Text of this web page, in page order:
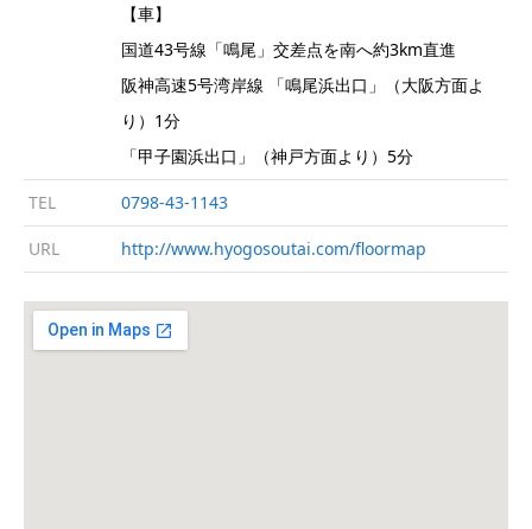
【車】
国道43号線「鳴尾」交差点を南へ約3km直進
阪神高速5号湾岸線 「鳴尾浜出口」（大阪方面よ
り）1分
「甲子園浜出口」（神戸方面より）5分
TEL 0798-43-1143
URL http://www.hyogosoutai.com/floormap